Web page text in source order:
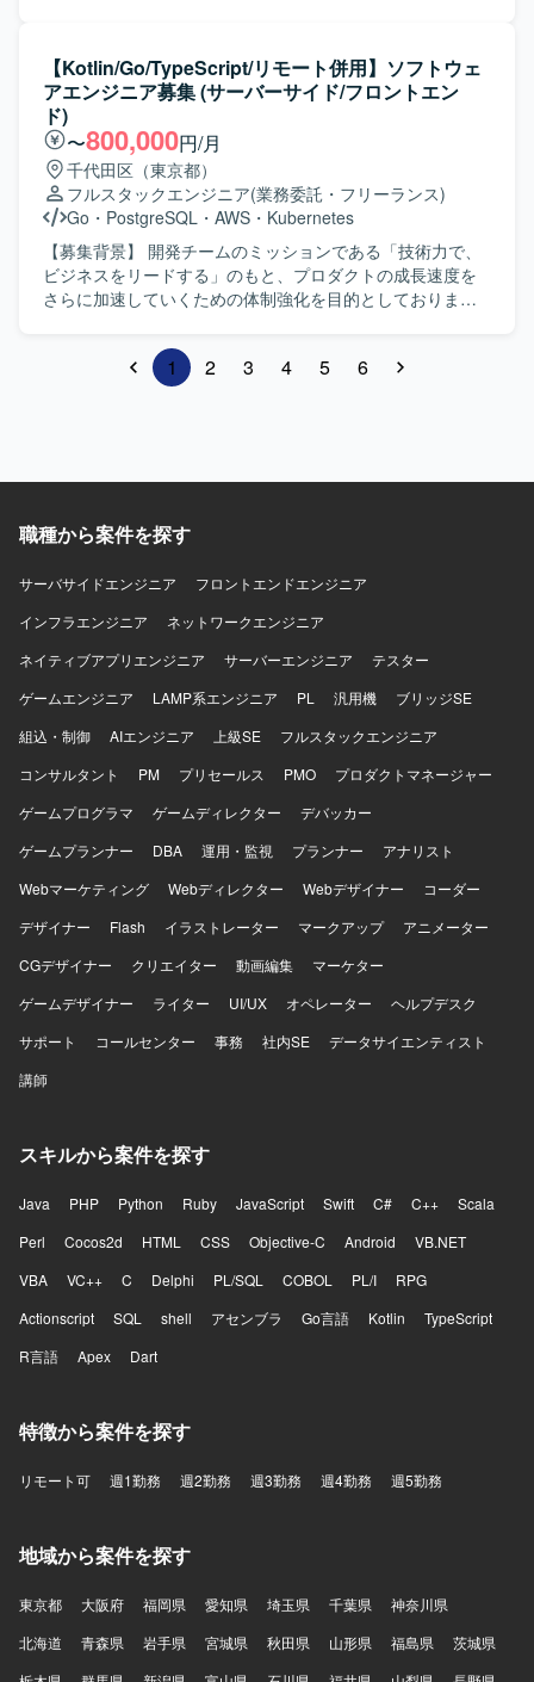
境です。 【開発環境】 RDBMSとしてPostgreSQLを利用し
たサーバーサイドシステムを対象とした環境となります。
グをあるべき形に改善し続けていただきます。 場合によっ
ては、バックエンド以外の領域の開発にも携わっていただ
きます。 【求める人物像】 業務ドメインや担当者の関心事
を丁寧に理解しながら、データモデルやアーキテクチャを
継続的に改善していける方を求めています。 自社サービス
開発の経験を活かし、主体的に技術選定や設計にも関わっ
ていただける方が望ましいです。 【ポジションの魅力】 各
種SaaSプロダクトのバックエンド開発を中心に、データモ
デリングやアーキテクチャ改善に深く関わることができま
す。 バックエンドだけでなくフロントエンドなど他領域に
もチャレンジできる環境で、モダンな技術スタックを用い
TypeScript、SSKotlin FW: React/Next.js、Ktor、Exposed
バックエンド: GraphQL、PostgreSQL インフラ: AWS、
Terraform、Docker アーキテクチャ: クリーンアーキテクチ
【Kotlin/Go/TypeScript/リモート併用】ソフトウェ
アエンジニア募集 (サーバーサイド/フロントエン
ド)
〜800,000円/月
千代田区（東京都）
フルスタックエンジニア(業務委託・フリーランス)
Go ・ PostgreSQL ・ AWS ・ Kubernetes
【募集背景】 開発チームのミッションである「技術力で、
ビジネスをリードする」のもと、プロダクトの成長速度を
さらに加速していくための体制強化を目的としておりま
たまらないメンバーが集まり、新しいことに挑戦し続ける
自己組織化されたチームを維持・拡大していくことが課題
となっております。 【作業内容】 マイクロサービスをター
グ言語は異なりますが、担当に縛られず、アプリケーショ
だきます。サービス開始から10年以上経過したモノリシッ
イクロフロントエンド化を進めていきます。採用する技術
れながら開発を進めていきます。 【求める人物像】 技術が
好きでたまらず、新しいことに挑戦することを躊躇しない
という思いを持ち、チームで協力しながら開発に取り組め
る方にマッチする環境です。勇気を持って挑戦できるチー
ムやプロダクトの土壌づくりに主体的に関わっていただけ
る方を歓迎いたします。 【ポジションの魅力】 アジャイル
アプログラミングやモブプログラミング、テスト駆動開
発、ドメイン駆動開発、リファクタリングといったプラク
ックなアーキテクチャからマイクロサービスへの移行を推
進する過程に関わることで、技術選定やアーキテクチャ設
計にも主体的に関わることができます。目的に合う技術を
ゼロベースで選定していく文化の中で、多様な技術スタッ
Kotlin、Clojure、Dart、Rust、Elixir、Scala、Go、Java、
TypeScript、JavaScript、Python などを利用しておりま
RancherOS を利用しております。フレームワークは
ークとして Gauge を利用し、RDB は PostgreSQL、
ジンは Elasticsearch を利用しております。リポジトリ管理
おります。CI は Jenkins、Buildkite を利用し、VM は
Docker、Vagrant、Xen を利用しております。コンテナオー
Istio、構成管理は Ansible を利用しております。コミュニケ
ーションには Slack を利用し、クラウドは GCP を利用して
おります。
1 2 3 4 5 6
職種から案件を探す
サーバサイドエンジニア
フロントエンドエンジニア
インフラエンジニア
ネットワークエンジニア
ネイティブアプリエンジニア
サーバーエンジニア
テスター
ゲームエンジニア
LAMP系エンジニア PL 汎用機
ブリッジSE
組込・制御
AIエンジニア 上級SE
フルスタックエンジニア
コンサルタント
PM プリセールス PMO
プロダクトマネージャー
ゲームプログラマ
ゲームディレクター
デバッカー
ゲームプランナー
DBA 運用・監視 プランナー
アナリスト
Webマーケティング
Webディレクター Webデザイナー
コーダー
デザイナー
Flash イラストレーター マークアップ
アニメーター
CGデザイナー
クリエイター 動画編集
マーケター
ゲームデザイナー
ライター UI/UX オペレーター
ヘルプデスク
サポート
コールセンター 事務 社内SE
データサイエンティスト
講師
スキルから案件を探す
Java PHP Python Ruby JavaScript Swift C# C++
Scala
Perl
Cocos2d HTML CSS Objective-C Android
VB.NET
VBA
VC++ C Delphi PL/SQL COBOL PL/I
RPG
Actionscript
SQL shell アセンブラ Go言語 Kotlin
TypeScript
R言語
Apex Dart
特徴から案件を探す
リモート可 週1勤務 週2勤務 週3勤務 週4勤務 週5勤務
地域から案件を探す
東京都 大阪府 福岡県 愛知県 埼玉県 千葉県
神奈川県
北海道
青森県 岩手県 宮城県 秋田県 山形県 福島県
茨城県